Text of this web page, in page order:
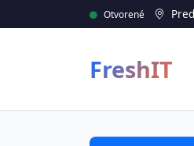
Otvorené
FreshIT